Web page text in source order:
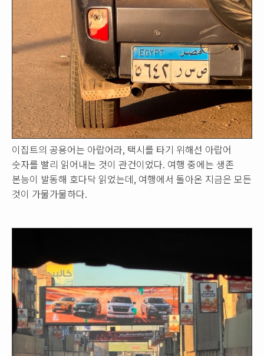
이집트의 공용어는 아랍어라, 택시를 타기 위해선 아랍어
숫자를 빨리 읽어내는 것이 관건이었다. 여행 중에는 생존
본능이 발동해 호다닥 읽었는데, 여행에서 돌아온 지금은 모든
것이 가물가물하다.